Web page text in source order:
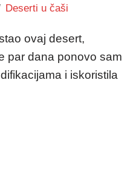
Deserti u čaši
ovaj desert,
par dana ponovo sam
i iskoristila